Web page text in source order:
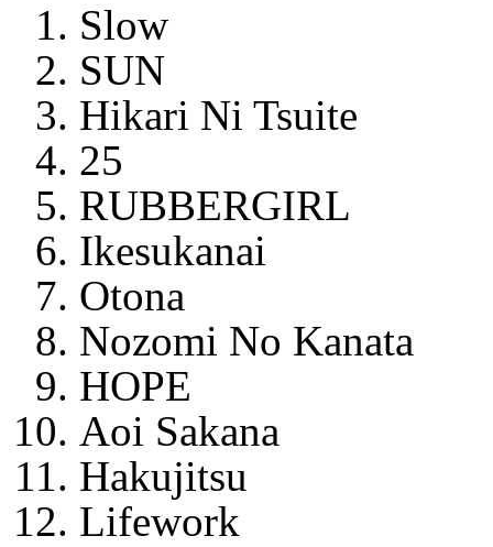
Slow
SUN
Hikari Ni Tsuite
25
RUBBERGIRL
Ikesukanai
Otona
Nozomi No Kanata
HOPE
Aoi Sakana
Hakujitsu
Lifework